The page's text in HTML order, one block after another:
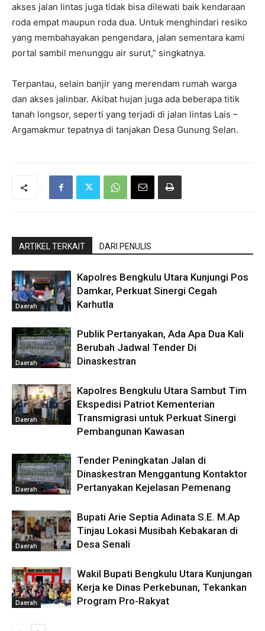
akses jalan lintas juga tidak bisa dilewati baik kendaraan
roda empat maupun roda dua. Untuk menghindari resiko
yang membahayakan pengendara, jalan sementara kami
portal sambil menunggu air surut,” singkatnya.
Terpantau, selain banjir yang merendam rumah warga
dan akses jalinbar. Akibat hujan juga ada beberapa titik
tanah longsor, seperti yang terjadi di jalan lintas Lais –
Argamakmur tepatnya di tanjakan Desa Gunung Selan.
ARTIKEL TERKAIT DARI PENULIS
Daerah
Kapolres Bengkulu Utara Kunjungi Pos
Damkar, Perkuat Sinergi Cegah
Karhutla
Daerah
Publik Pertanyakan, Ada Apa Dua Kali
Berubah Jadwal Tender Di
Dinaskestran
Daerah
Kapolres Bengkulu Utara Sambut Tim
Ekspedisi Patriot Kementerian
Transmigrasi untuk Perkuat Sinergi
Pembangunan Kawasan
Daerah
Tender Peningkatan Jalan di
Dinaskestran Menggantung Kontaktor
Pertanyakan Kejelasan Pemenang
Daerah
Bupati Arie Septia Adinata S.E. M.Ap
Tinjau Lokasi Musibah Kebakaran di
Desa Senali
Daerah
Wakil Bupati Bengkulu Utara Kunjungan
Kerja ke Dinas Perkebunan, Tekankan
Program Pro-Rakyat